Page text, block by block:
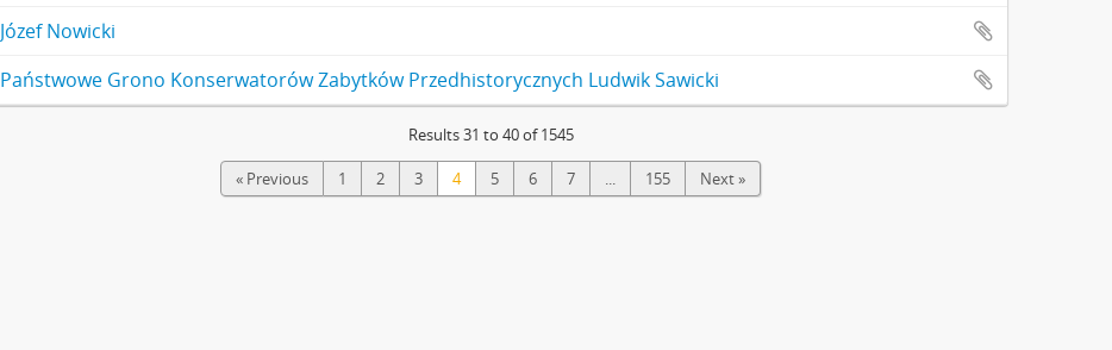
Józef Nowicki
Państwowe Grono Konserwatorów Zabytków Przedhistorycznych Ludwik Sawicki
Results 31 to 40 of 1545
« Previous 1 2 3 4 5 6 7 ... 155 Next »